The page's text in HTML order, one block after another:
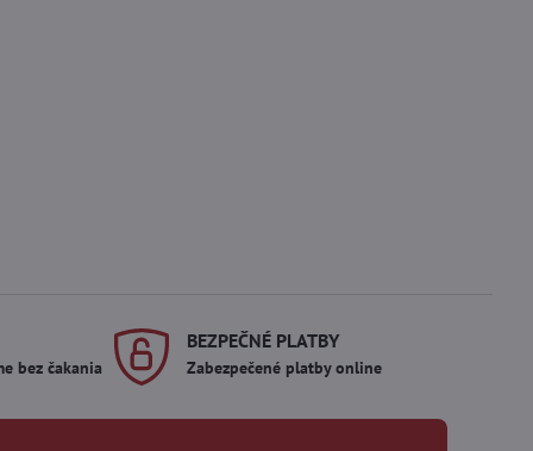
bez čakania
BEZPEČNÉ PLATBY
Zabezpečené platby online